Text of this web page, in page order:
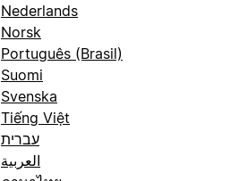
Nederlands
Norsk
Português (Brasil)
Suomi
Svenska
Tiếng Việt
עברית
العربية